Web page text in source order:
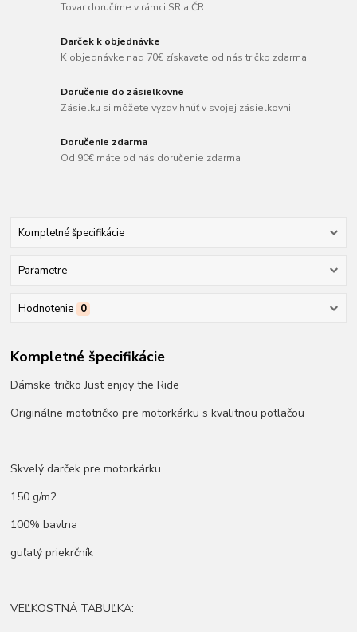
Tovar doručíme v rámci SR a ČR
Darček k objednávke
K objednávke nad 70€ získavate od nás tričko zdarma
Doručenie do zásielkovne
Zásielku si môžete vyzdvihnúť v svojej zásielkovni
Doručenie zdarma
Od 90€ máte od nás doručenie zdarma
Kompletné špecifikácie
Parametre
Hodnotenie 0
Kompletné špecifikácie
Dámske tričko Just enjoy the Ride
Originálne mototričko pre motorkárku s kvalitnou potlačou
Skvelý darček pre motorkárku
150 g/m2
100% bavlna
guľatý priekrčník
VEĽKOSTNÁ TABUĽKA: